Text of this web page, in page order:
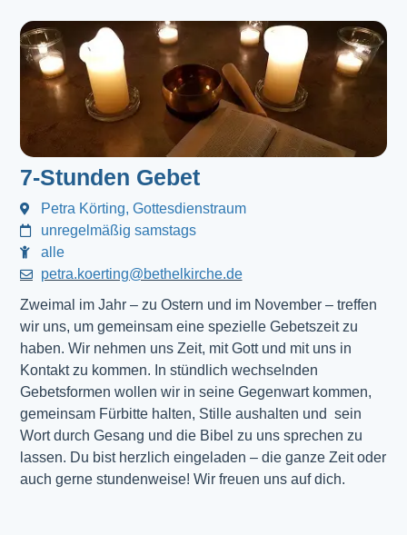
7-Stunden Gebet
Petra Körting, Gottesdienstraum
unregelmäßig samstags
alle
petra.koerting@bethelkirche.de
Zweimal im Jahr – zu Ostern und im November – treffen
wir uns, um gemeinsam eine spezielle Gebetszeit zu
haben. Wir nehmen uns Zeit, mit Gott und mit uns in
Kontakt zu kommen. In stündlich wechselnden
Gebetsformen wollen wir in seine Gegenwart kommen,
gemeinsam Fürbitte halten, Stille aushalten und sein
Wort durch Gesang und die Bibel zu uns sprechen zu
lassen. Du bist herzlich eingeladen – die ganze Zeit oder
auch gerne stundenweise! Wir freuen uns auf dich.